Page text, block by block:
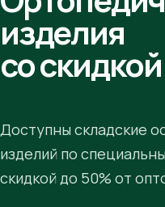
изделия
со
Доступны складские
изделий по
скидкой до 50% от